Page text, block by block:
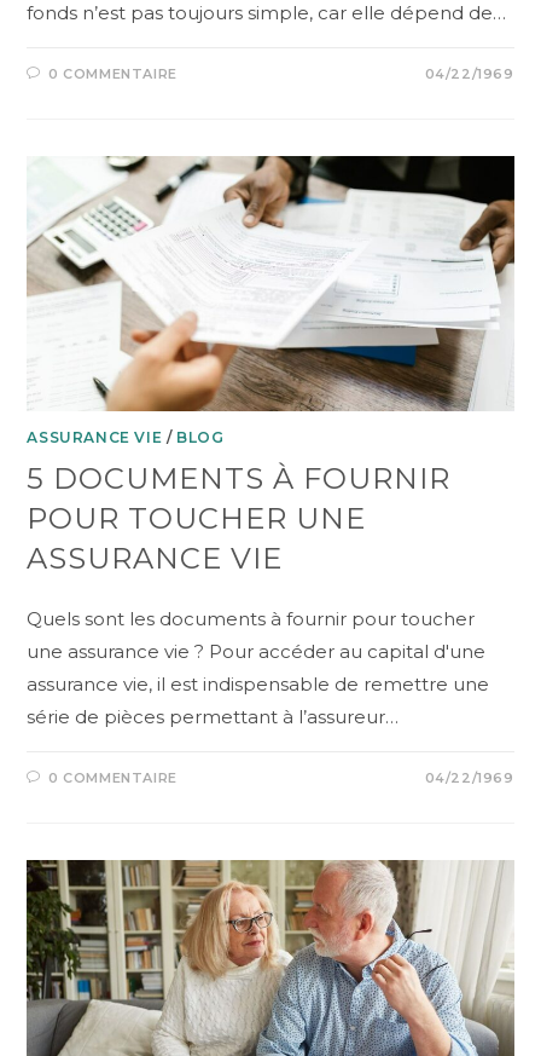
fonds n’est pas toujours simple, car elle dépend de…
0 COMMENTAIRE 04/22/1969
ASSURANCE VIE / BLOG
5 DOCUMENTS À FOURNIR
POUR TOUCHER UNE
ASSURANCE VIE
Quels sont les documents à fournir pour toucher
une assurance vie ? Pour accéder au capital d'une
assurance vie, il est indispensable de remettre une
série de pièces permettant à l’assureur…
0 COMMENTAIRE 04/22/1969